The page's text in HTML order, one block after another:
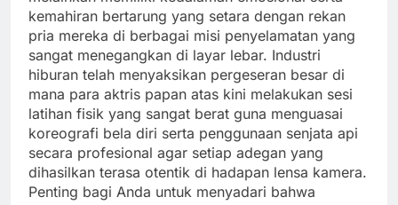
kemahiran bertarung yang setara dengan rekan
pria mereka di berbagai misi penyelamatan yang
sangat menegangkan di layar lebar. Industri
hiburan telah menyaksikan pergeseran besar di
mana para aktris papan atas kini melakukan sesi
latihan fisik yang sangat berat guna menguasai
koreografi bela diri serta penggunaan senjata api
secara profesional agar setiap adegan yang
dihasilkan terasa otentik di hadapan lensa kamera.
Penting bagi Anda untuk menyadari bahwa